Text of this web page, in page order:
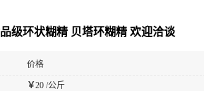
级环状糊精 贝塔环糊精 欢迎洽谈
价格
￥20 /公斤